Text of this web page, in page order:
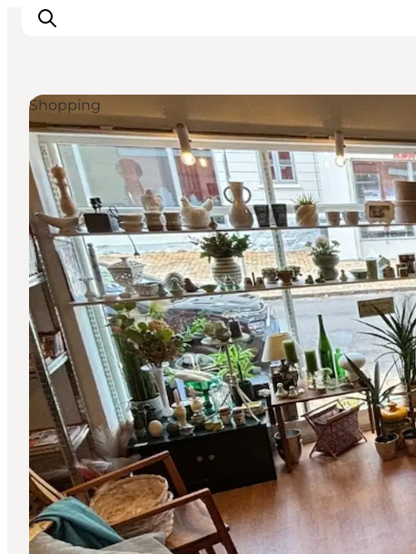
Unterkünfte
Erlebnisse
Essen & trinken
Veranstaltungen
Öffnungszeiten
Shopping